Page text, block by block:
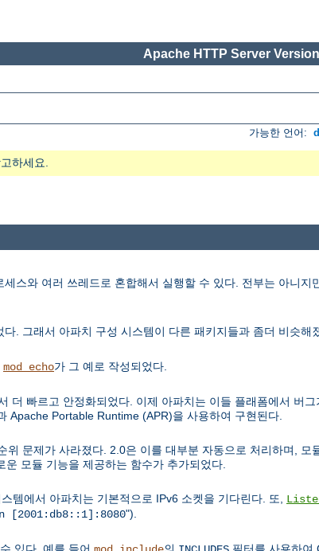
Apache HTTP Server
가능한 언어:
하세요.
스와 여러 쓰레드로 혼합해서 실행할 수 있다. 전부는 아니지
. 그래서 아파치 구성 시스템이 다른 패키지들과 좀더 비슷해
mod_echo가 그 예로 작성되었다.
더 빠르고 안정화되었다. 이제 아파치는 이들 플래폼에서 버
Apache Portable Runtime (APR)을 사용하여 구현된다.
문제가 사라졌다. 2.0은 이를 대부분 자동으로 처리하며, 모
모듈 기능을 제공하는 함수가 추가되었다.
템에서 아파치는 기본적으로 IPv6 소켓을 기다린다. 또,
[2001:db8::1]:8080").
있다. 예를 들어
의
필터를 사용하여